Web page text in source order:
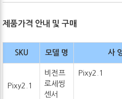
제품가격 안내 및 구매
SKU 모델 명 사
Pixy2.1
비전프
로세씽
센서
Pixy2.1